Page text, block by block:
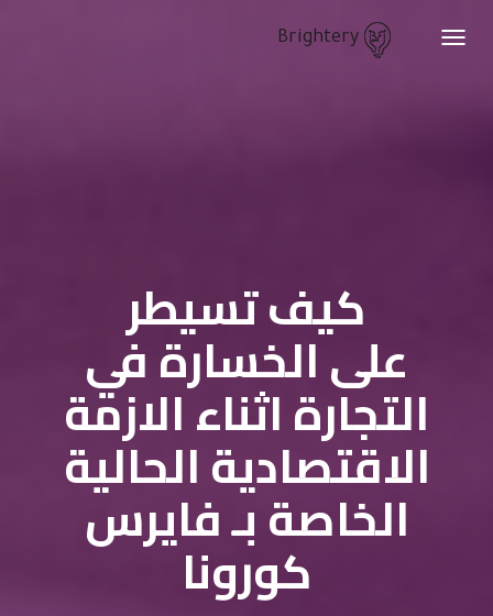
Toggle
Brightery
كيف تسيطر
على الخسارة في
التجارة اثناء الازمة
الاقتصادية الحالية
الخاصة بـ فايرس
كورونا